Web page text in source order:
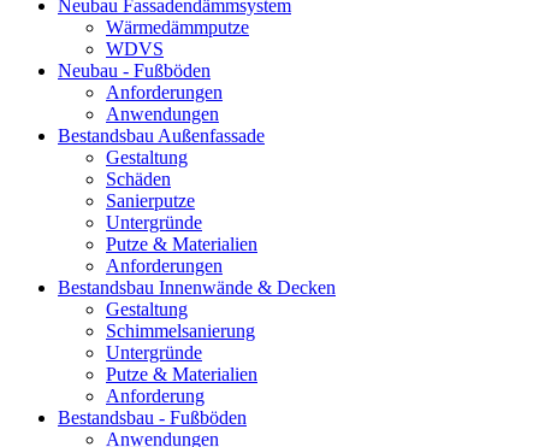
Neubau Fassadendämmsystem
Wärmedämmputze
WDVS
Neubau - Fußböden
Anforderungen
Anwendungen
Bestandsbau Außenfassade
Gestaltung
Schäden
Sanierputze
Untergründe
Putze & Materialien
Anforderungen
Bestandsbau Innenwände & Decken
Gestaltung
Schimmelsanierung
Untergründe
Putze & Materialien
Anforderung
Bestandsbau - Fußböden
Anwendungen